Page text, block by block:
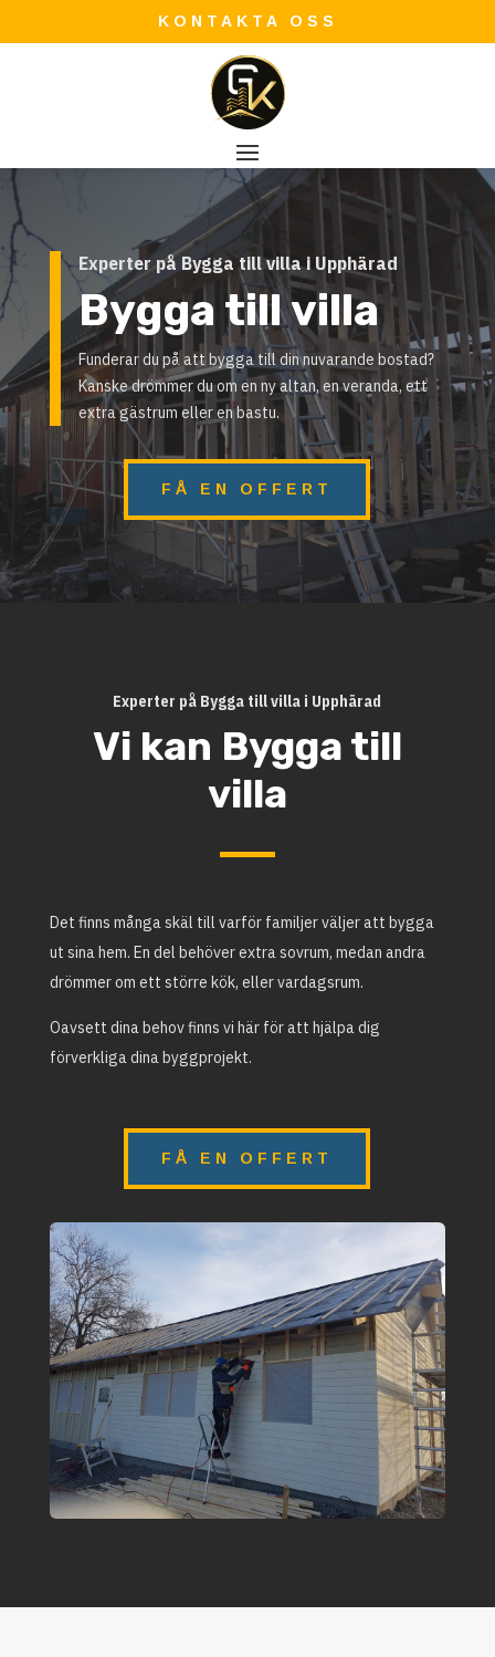
KONTAKTA OSS
Experter på Bygga till villa i Upphärad
Bygga till villa
Funderar du på att bygga till din nuvarande bostad?
Kanske drömmer du om en ny altan, en veranda, ett
extra gästrum eller en bastu.
FÅ EN OFFERT
Experter på Bygga till villa i Upphärad
Vi kan Bygga till
villa
Det finns många skäl till varför familjer väljer att bygga
ut sina hem. En del behöver extra sovrum, medan andra
drömmer om ett större kök, eller vardagsrum.
Oavsett dina behov finns vi här för att hjälpa dig
förverkliga dina byggprojekt.
FÅ EN OFFERT